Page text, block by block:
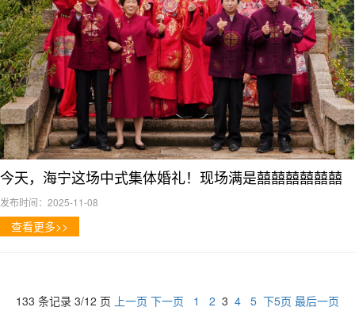
今天，海宁这场中式集体婚礼！现场满是囍囍囍囍囍囍
发布时间：2025-11-08
查看更多>>
133 条记录 3/12 页 上一页 下一页 1 2 3 4 5 下5页 最后一页